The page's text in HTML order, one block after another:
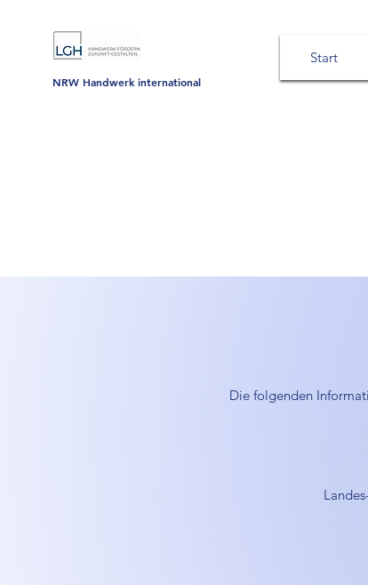
NRW Handwerk international
Start
Die folgenden